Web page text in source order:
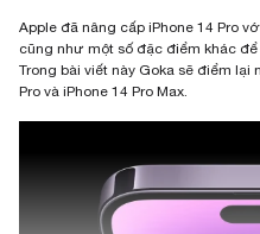
Apple đã nâng cấp iPhone 14 Pro
cũng như một số đặc điểm khác để
Trong bài viết này Goka sẽ điểm
Pro và iPhone 14 Pro Max.